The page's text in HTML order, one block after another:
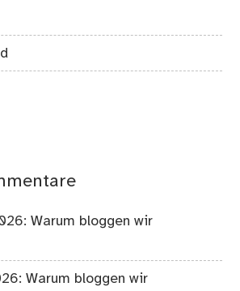
Warum bloggen wir
Warum bloggen wir